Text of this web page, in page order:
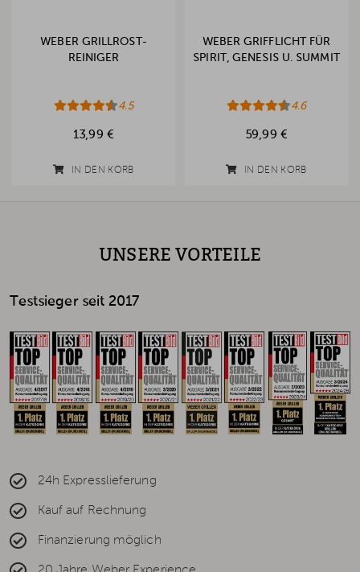
WEBER GRILLROST-
REINIGER
4.5
13,99 €
IN DEN KORB
WEBER GRIFFLICHT FÜR
SPIRIT, GENESIS U. SUMMIT
4.6
59,99 €
IN DEN KORB
UNSERE VORTEILE
Testsieger seit 2017
24h Expresslieferung
Kauf auf Rechnung
Finanzierung möglich